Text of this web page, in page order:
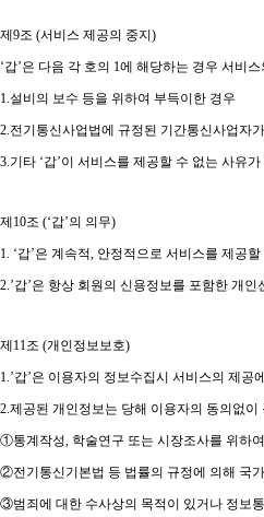
제 9조 (서비스 제공의 중지 )
‘갑’은 다음 각 호의 1에 해당하는 경우 서비
1.설비의 보수 등을 위하여 부득이한 경우
2.전기통신사업법에 규정된 기간통신사업자
3.기타 ‘갑’이 서비스를 제공할 수 없는 사유가
제 10조 (‘갑’의 의무)
1. ‘갑’은 계속적, 안정적으로 서비스를 제공
2.’갑’은 항상 회원의 신용정보를 포함한 개
제 11조 (개인정보보호)
1.’갑’은 이용자의 정보수집시 서비스의 제공
2.제공된 개인정보는 당해 이용자의 동의없이
①통계작성, 학술연구 또는 시장조사를 위하
②전기통신기본법 등 법률의 규정에 의해 국
③범죄에 대한 수사상의 목적이 있거나 정보